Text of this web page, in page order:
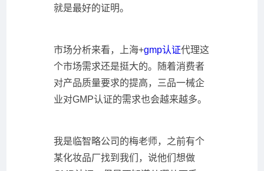
就是最好的证明。
市场分析来看，上海+gmp认证代理这
个市场需求还是挺大的。随着消费者
对产品质量要求的提高，三品一械企
业对GMP认证的需求也会越来越多。
我是临智略公司的梅老师，之前有个
某化妆品厂找到我们，说他们想做